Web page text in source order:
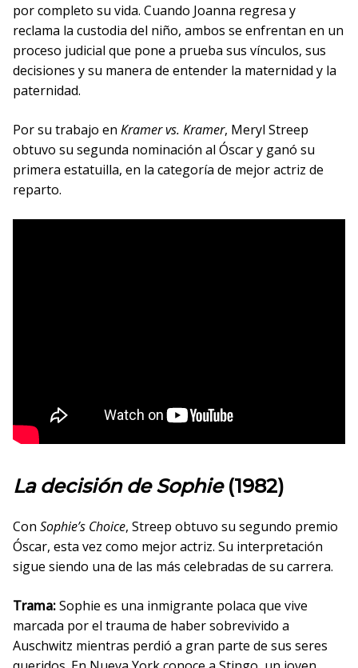
por completo su vida. Cuando Joanna regresa y
reclama la custodia del niño, ambos se enfrentan en un
proceso judicial que pone a prueba sus vínculos, sus
decisiones y su manera de entender la maternidad y la
paternidad.
Por su trabajo en Kramer vs. Kramer, Meryl Streep
obtuvo su segunda nominación al Óscar y ganó su
primera estatuilla, en la categoría de mejor actriz de
reparto.
La decisión de Sophie (1982)
Con Sophie’s Choice, Streep obtuvo su segundo premio
Óscar, esta vez como mejor actriz. Su interpretación
sigue siendo una de las más celebradas de su carrera.
Trama:Sophie es una inmigrante polaca que vive
marcada por el trauma de haber sobrevivido a
Auschwitz mientras perdió a gran parte de sus seres